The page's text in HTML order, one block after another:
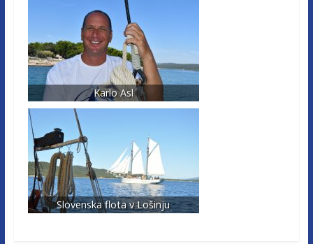
Karlo Asl
Slovenska flota v Lošinju